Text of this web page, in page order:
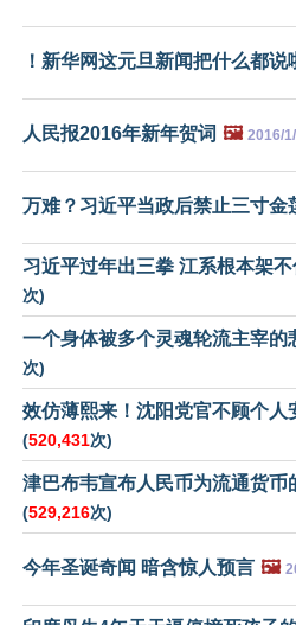
！新华网这元旦新闻把什么都说
人民报2016年新年贺词 🖼️ 2016/
万难？习近平当政后禁止三寸金
习近平过年出三拳 江系根本架不
次)
一个身体被多个灵魂轮流主宰的
次)
效仿薄熙来！沈阳党官不顾个人
(520,431次)
津巴布韦宣布人民币为流通货币
(529,216次)
今年圣诞奇闻 暗含惊人预言 🖼️